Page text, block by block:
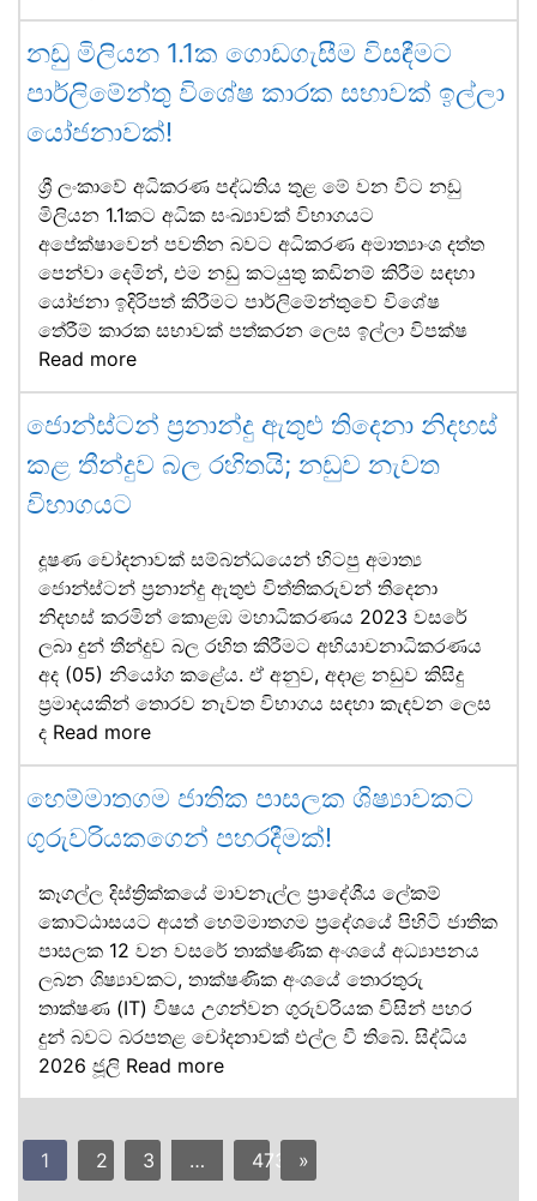
නඩු මිලියන 1.1ක ගොඩගැසීම විසඳීමට
පාර්ලිමේන්තු විශේෂ කාරක සභාවක් ඉල්ලා
යෝජනාවක්!
ශ්‍රී ලංකාවේ අධිකරණ පද්ධතිය තුළ මේ වන විට නඩු
මිලියන 1.1කට අධික සංඛ්‍යාවක් විභාගයට
අපේක්ෂාවෙන් පවතින බවට අධිකරණ අමාත්‍යාංශ දත්ත
පෙන්වා දෙමින්, එම නඩු කටයුතු කඩිනම් කිරීම සඳහා
යෝජනා ඉදිරිපත් කිරීමට පාර්ලිමේන්තුවේ විශේෂ
තේරීම් කාරක සභාවක් පත්කරන ලෙස ඉල්ලා විපක්ෂ
Read more
ජොන්ස්ටන් ප්‍රනාන්දු ඇතුළු තිදෙනා නිදහස්
කළ තීන්දුව බල රහිතයි; නඩුව නැවත
විභාගයට
දූෂණ චෝදනාවක් සම්බන්ධයෙන් හිටපු අමාත්‍ය
ජොන්ස්ටන් ප්‍රනාන්දු ඇතුළු විත්තිකරුවන් තිදෙනා
නිදහස් කරමින් කොළඹ මහාධිකරණය 2023 වසරේ
ලබා දුන් තීන්දුව බල රහිත කිරීමට අභියාචනාධිකරණය
අද (05) නියෝග කළේය. ඒ අනුව, අදාළ නඩුව කිසිදු
ප්‍රමාදයකින් තොරව නැවත විභාගය සඳහා කැඳවන ලෙස
ද Read more
හෙම්මාතගම ජාතික පාසලක ශිෂ්‍යාවකට
ගුරුවරියකගෙන් පහරදීමක්!
කෑගල්ල දිස්ත්‍රික්කයේ මාවනැල්ල ප්‍රාදේශීය ලේකම්
කොට්ඨාසයට අයත් හෙම්මාතගම ප්‍රදේශයේ පිහිටි ජාතික
පාසලක 12 වන වසරේ තාක්ෂණික අංශයේ අධ්‍යාපනය
ලබන ශිෂ්‍යාවකට, තාක්ෂණික අංශයේ තොරතුරු
තාක්ෂණ (IT) විෂය උගන්වන ගුරුවරියක විසින් පහර
දුන් බවට බරපතළ චෝදනාවක් එල්ල වී තිබේ. සිද්ධිය
2026 ජූලි Read more
1 2 3 … 473 »